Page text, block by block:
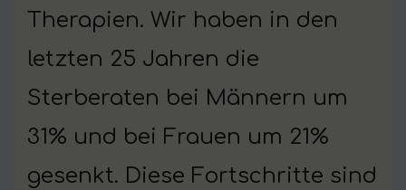
Therapien. Wir haben in den
letzten 25 Jahren die
Sterberaten bei Männern um
31% und bei Frauen um 21%
gesenkt. Diese Fortschritte sind